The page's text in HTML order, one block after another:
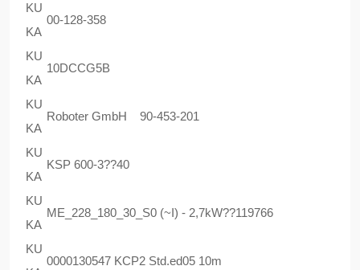
KU
KA
00-128-358
KU
KA
10DCCG5B
KU
KA
Roboter GmbH 90-453-201
KU
KA
KSP 600-3??40
KU
KA
ME_228_180_30_S0 (~I) - 2,7kW??119766
KU
0000130547 KCP2 Std.ed05 10m